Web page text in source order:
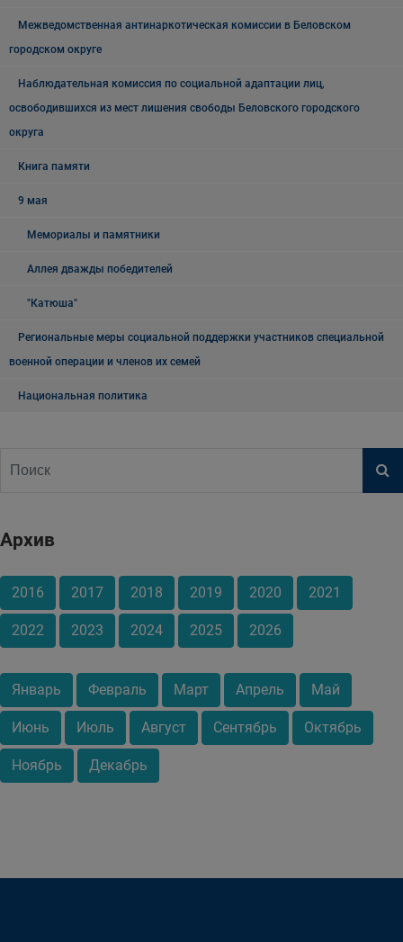
Межведомственная антинаркотическая комиссии в Беловском
городском округе
Наблюдательная комиссия по социальной адаптации лиц,
освободившихся из мест лишения свободы Беловского городского
округа
Книга памяти
9 мая
Мемориалы и памятники
Аллея дважды победителей
"Катюша"
Региональные меры социальной поддержки участников специальной
военной операции и членов их семей
Национальная политика
Архив
2016 2017 2018 2019 2020 2021
2022 2023 2024 2025 2026
Январь Февраль Март Апрель Май
Июнь Июль Август Сентябрь Октябрь
Ноябрь Декабрь